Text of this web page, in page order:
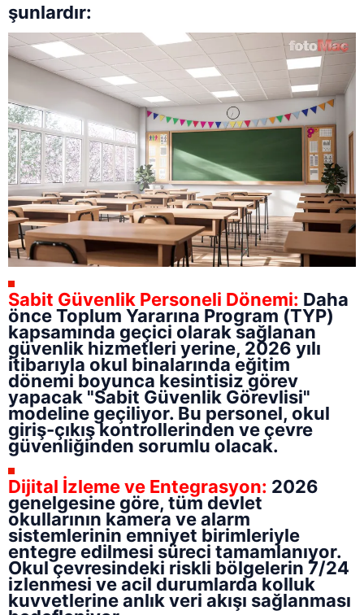
şunlardır:
Sabit Güvenlik Personeli Dönemi: Daha
önce Toplum Yararına Program (TYP)
kapsamında geçici olarak sağlanan
güvenlik hizmetleri yerine, 2026 yılı
itibarıyla okul binalarında eğitim
dönemi boyunca kesintisiz görev
yapacak "Sabit Güvenlik Görevlisi"
modeline geçiliyor. Bu personel, okul
giriş-çıkış kontrollerinden ve çevre
güvenliğinden sorumlu olacak.
Dijital İzleme ve Entegrasyon: 2026
genelgesine göre, tüm devlet
okullarının kamera ve alarm
sistemlerinin emniyet birimleriyle
entegre edilmesi süreci tamamlanıyor.
Okul çevresindeki riskli bölgelerin 7/24
izlenmesi ve acil durumlarda kolluk
kuvvetlerine anlık veri akışı sağlanması